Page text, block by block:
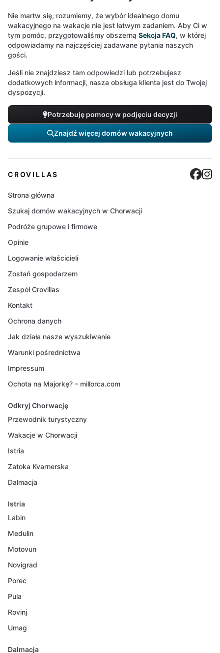
Nie martw się, rozumiemy, że wybór idealnego domu
wakacyjnego na wakacje nie jest łatwym zadaniem. Aby Ci w
tym pomóc, przygotowaliśmy obszerną Sekcja FAQ, w której
odpowiadamy na najczęściej zadawane pytania naszych
gości.
Jeśli nie znajdziesz tam odpowiedzi lub potrzebujesz
dodatkowych informacji, nasza obsługa klienta jest do Twojej
dyspozycji.
Potrzebuję pomocy w podjęciu decyzji
Znajdź więcej domów wakacyjnych
CROVILLAS
Strona główna
Szukaj domów wakacyjnych w Chorwacji
Podróże grupowe i firmowe
Opinie
Logowanie właścicieli
Zostań gospodarzem
Zespół Crovillas
Kontakt
Ochrona danych
Jak działa nasze wyszukiwanie
Warunki pośrednictwa
Impressum
Ochota na Majorkę? – millorca.com
Odkryj Chorwację
Przewodnik turystyczny
Wakacje w Chorwacji
Istria
Zatoka Kvarnerska
Dalmacja
Istria
Labin
Medulin
Motovun
Novigrad
Porec
Pula
Rovinj
Umag
Dalmacja